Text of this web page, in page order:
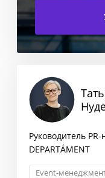
Руководитель
DEPARTÁMENT
Event-